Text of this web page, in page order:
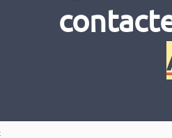
alimentare pentru
a produselor alimentare